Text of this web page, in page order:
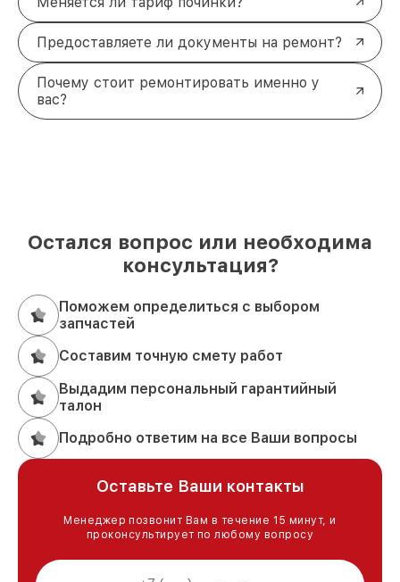
Предоставляете ли документы на ремонт?
Почему стоит ремонтировать именно у
вас?
Остался вопрос или необходима
консультация?
Поможем определиться с выбором
запчастей
Составим точную смету работ
Выдадим персональный гарантийный
талон
Подробно ответим на все Ваши вопросы
Оставьте Ваши контакты
Менеджер позвонит Вам в течение 15 минут, и
проконсультирует по любому вопросу